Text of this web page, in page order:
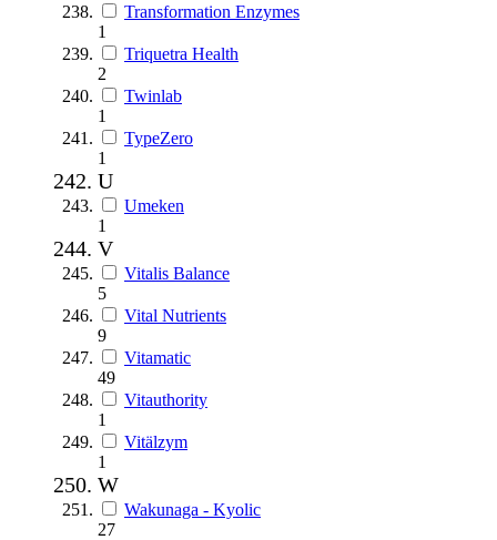
Transformation Enzymes
1
Triquetra Health
2
Twinlab
1
TypeZero
1
U
Umeken
1
V
Vitalis Balance
5
Vital Nutrients
9
Vitamatic
49
Vitauthority
1
Vitälzym
1
W
Wakunaga - Kyolic
27